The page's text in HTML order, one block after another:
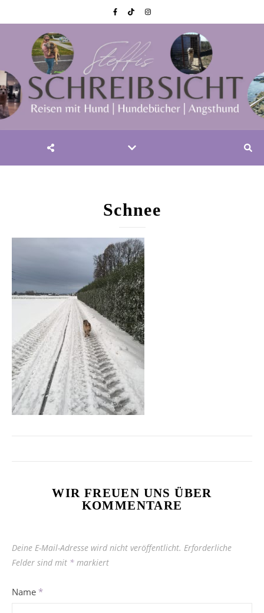
Schnee
WIR FREUEN UNS ÜBER
KOMMENTARE
Deine E-Mail-Adresse wird nicht veröffentlicht. Erforderliche
Felder sind mit * markiert
Name *